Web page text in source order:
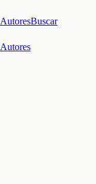
AutoresBuscar
Autores